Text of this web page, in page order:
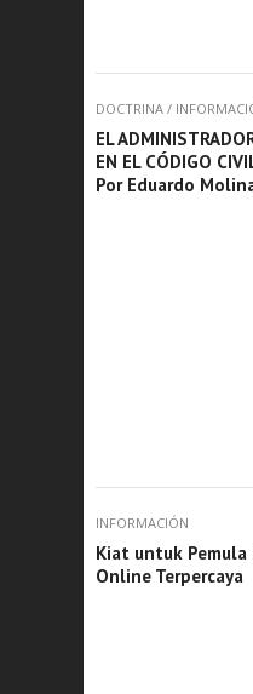
DOCTRINA /
EL
EN EL CÓDIGO
Por Eduardo
INFORMACIÓN
Kiat untuk
Online Terpercaya